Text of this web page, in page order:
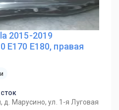
2015-2019
E170 E180, правая
Марусино, ул. 1-я Луговая